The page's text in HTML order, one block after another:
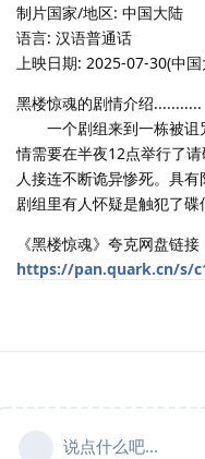
制片国家/地区: 中国大陆
语言: 汉语普通话
上映日期: 2025-07-30(中国
黑楼惊魂的剧情介绍...........
一个剧组来到一栋被诅
情需要在半夜12点举行了
人接连不断诡异惨死。具
剧组里有人怀疑是触犯了
《黑楼惊魂》夸克网盘链接
https://pan.quark.cn/s/
说点什么吧...